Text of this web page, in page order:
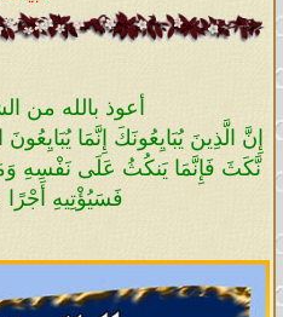
أعوذ بالله من
إِنَّ الَّذِينَ يُبَايِعُونَكَ إِنَّمَا
نَّكَثَ فَإِنَّمَا يَنكُثُ عَلَى نَفْسِهِ
فَسَيُؤْتِيهِ أَجْرًا